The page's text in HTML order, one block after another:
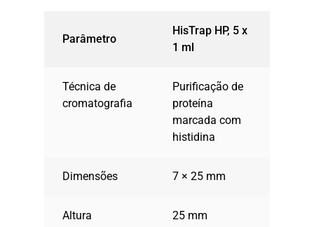
Parâmetro
HisTrap HP, 5 x
1 ml
Técnica de
cromatografia
Purificação de
proteína
marcada com
histidina
Dimensões 7 × 25 mm
Altura 25 mm